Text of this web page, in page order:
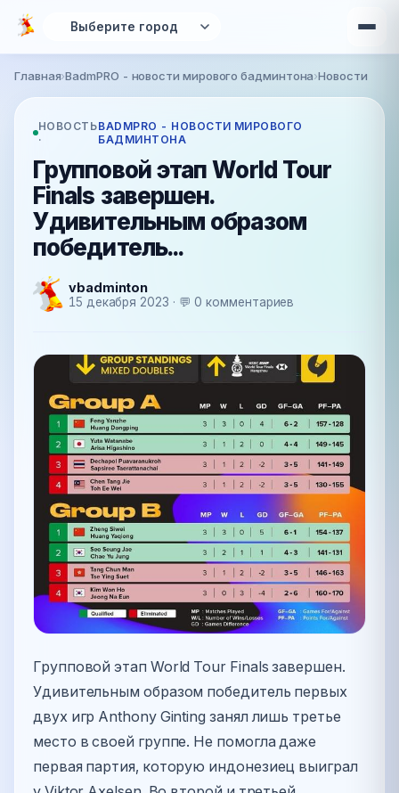
Перейти к основному содержанию
Вы здесь
Главная›BadmPRO - новости мирового бадминтона›Новости
НОВОСТЬ
·
BADMPRO - НОВОСТИ МИРОВОГО
БАДМИНТОНА
Групповой этап World Tour
Finals завершен.
Удивительным образом
победитель...
vbadminton
15 декабря 2023 · 💬 0 комментариев
Групповой этап World Tour Finals завершен.
Удивительным образом победитель первых
двух игр Anthony Ginting занял лишь третье
место в своей группе. Не помогла даже
первая партия, которую индонезиец выиграл